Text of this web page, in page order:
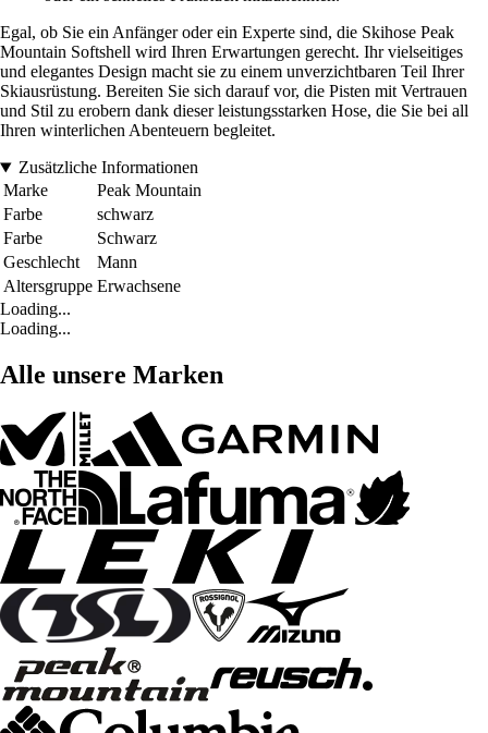
Egal, ob Sie ein Anfänger oder ein Experte sind, die Skihose Peak
Mountain Softshell wird Ihren Erwartungen gerecht. Ihr vielseitiges
und elegantes Design macht sie zu einem unverzichtbaren Teil Ihrer
Skiausrüstung. Bereiten Sie sich darauf vor, die Pisten mit Vertrauen
und Stil zu erobern dank dieser leistungsstarken Hose, die Sie bei all
Ihren winterlichen Abenteuern begleitet.
Zusätzliche Informationen
Marke
Peak Mountain
Farbe
schwarz
Farbe
Schwarz
Geschlecht
Mann
Altersgruppe Erwachsene
Loading...
Loading...
Alle unsere Marken